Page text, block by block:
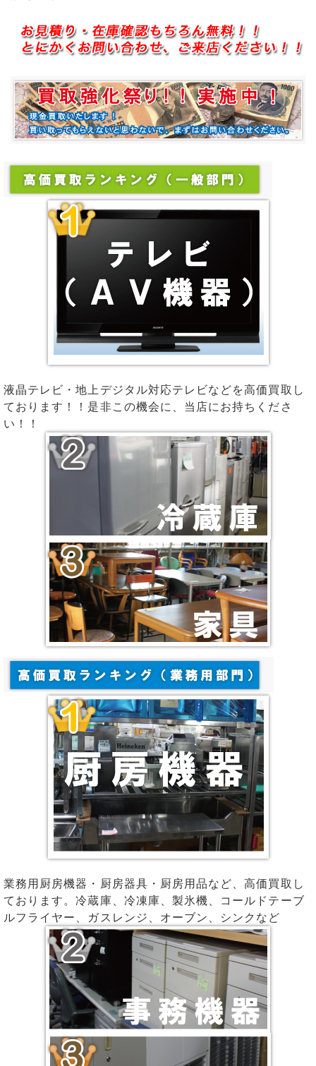
液晶テレビ・地上デジタル対応テレビなどを高価買取し
ております！！是非この機会に、当店にお持ちくださ
い！！
業務用厨房機器・厨房器具・厨房用品など、高価買取し
ております。冷蔵庫、冷凍庫、製氷機、コールドテーブ
ルフライヤー、ガスレンジ、オーブン、シンクなど